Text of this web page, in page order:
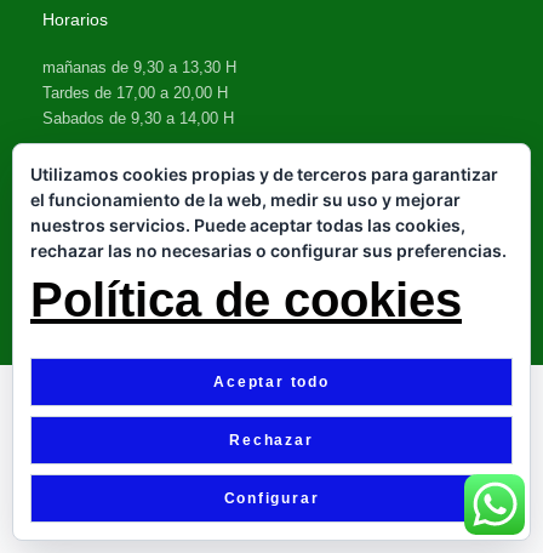
Horarios
mañanas de 9,30 a 13,30 H
Tardes de 17,00 a 20,00 H
Sabados de 9,30 a 14,00 H
Copyright ©2022 todos los derechos reservados | creado por
Yerbaflor
Utilizamos cookies propias y de terceros para garantizar
el funcionamiento de la web, medir su uso y mejorar
nuestros servicios. Puede aceptar todas las cookies,
rechazar las no necesarias o configurar sus preferencias.
Política de cookies
Aceptar todo
Rechazar
Configurar